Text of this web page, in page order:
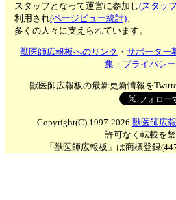
スタッフとなって運営に参加し(スタッ
利用され(ページビュー統計)、
多くの人々に支えられています。
獣医師広報板へのリンク ・サポーター
集・ プライバシ
獣医師広報板の最新更新情報を
Copyright(C) 1997-2026 獣医師広
許可なく転載を禁
「獣医師広報板」は商標登録